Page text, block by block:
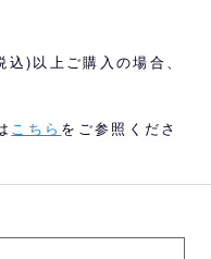
)以上ご購入の場合、
こちら をご参照くださ